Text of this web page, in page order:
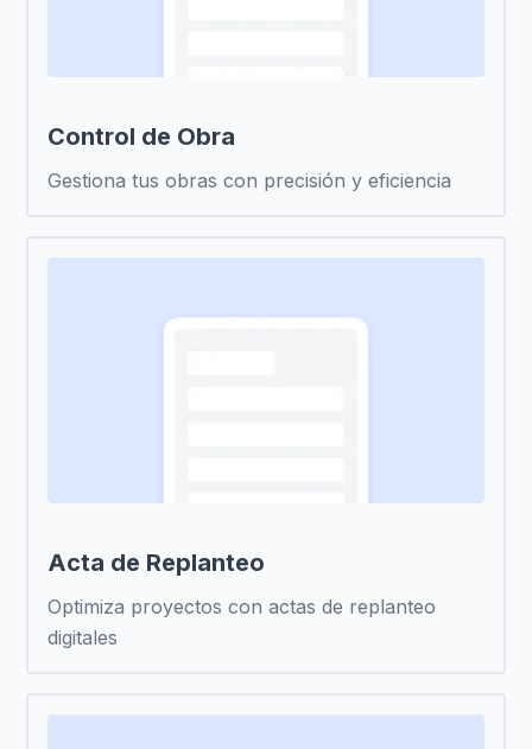
Control de Obra
Gestiona tus obras con precisión y eficiencia
Acta de Replanteo
Optimiza proyectos con actas de replanteo
digitales